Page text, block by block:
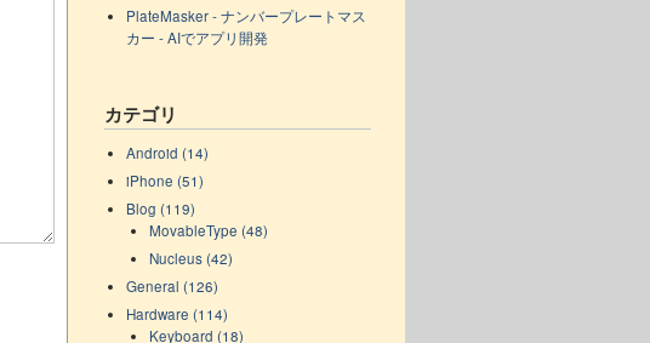
PlateMasker - ナンバープレートマス
カー - AIでアプリ開発
カテゴリ
Android (14)
iPhone (51)
Blog (119)
MovableType (48)
Nucleus (42)
General (126)
Hardware (114)
Keyboard (18)